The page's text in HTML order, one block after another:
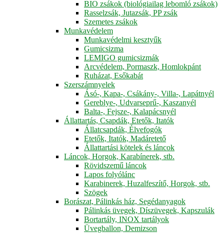
BIO zsákok (biológiailag lebomló zsákok)
Rasselzsák, Jutazsák, PP zsák
Szemetes zsákok
Munkavédelem
Munkavédelmi kesztyűk
Gumicsizma
LEMIGO gumicsizmák
Arcvédelem, Pormaszk, Homlokpánt
Ruházat, Esőkabát
Szerszámnyelek
Ásó-, Kapa-, Csákány-, Villa-, Lapátnyél
Gereblye-, Udvarseprű-, Kaszanyél
Balta-, Fejsze-, Kalapácsnyél
Állattartás, Csapdák, Etetők, Itatók
Állatcsapdák, Élvefogók
Etetők, Itatók, Madáretető
Állattartási kötelek és láncok
Láncok, Horgok, Karabínerek, stb.
Rövidszemű láncok
Lapos folyólánc
Karabinerek, Huzalfeszítő, Horgok, stb.
Szögek
Borászat, Pálinkás ház, Segédanyagok
Pálinkás üvegek, Díszüvegek, Kapszulák
Bortartály, INOX tartályok
Üvegballon, Demizson